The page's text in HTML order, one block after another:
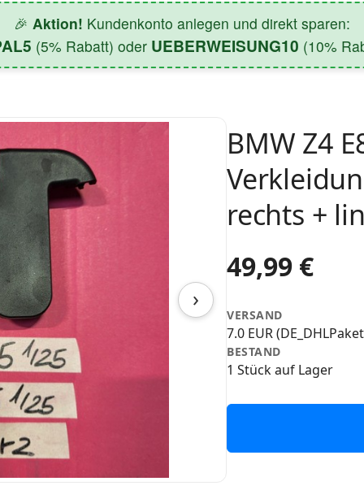
🎉 Aktion! Kundenkonto anlegen und direkt sparen:
(5% Rabatt) oder UEBERWEISUNG10 (10%
›
BMW Z4
rechts +
49,99 €
VERSAND
7.0 EUR
BESTAND
1 Stück auf Lager